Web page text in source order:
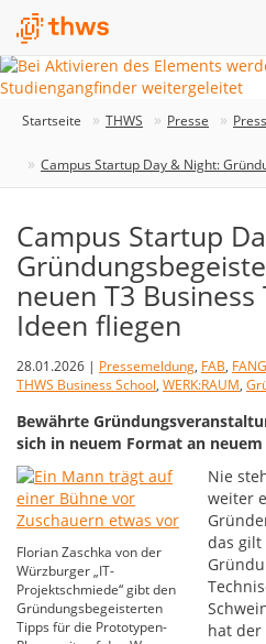
Startseite THWS Presse
Campus Startup Day & Night:
Campus Startup
neuen T3
Ideen fliegen
28.01.2026 | Pressemeldung, FAB, FANG
THWS Business School, WERK:RAUM,
Bewährte
sich in neuem Format an
Florian Zaschka von der
Würzburger „IT-
Projektschmiede“ gibt den
Gründungsbegeisterten
Tipps für die Prototypen-
Nie
weiter
das
hat der